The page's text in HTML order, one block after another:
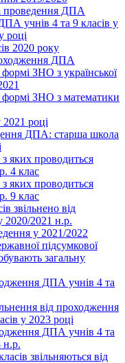
проведення ДПА
учнів 4 та 9 класів у
році
2020 року
ДПА
ЗНО з української
ЗНО з математики
році
ДПА: старша школа
яких проводиться
4 клас
яких проводиться
9 клас
звільнено від
2021 н.р.
у 2021/2022
підсумкової
загальну
ДПА учнів 4 та
від проходження
у 2023 році
ДПА учнів 4 та
н.р.
звільняються від